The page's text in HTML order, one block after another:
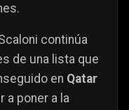
continúa
de una lista que
en Qatar
a poner a la